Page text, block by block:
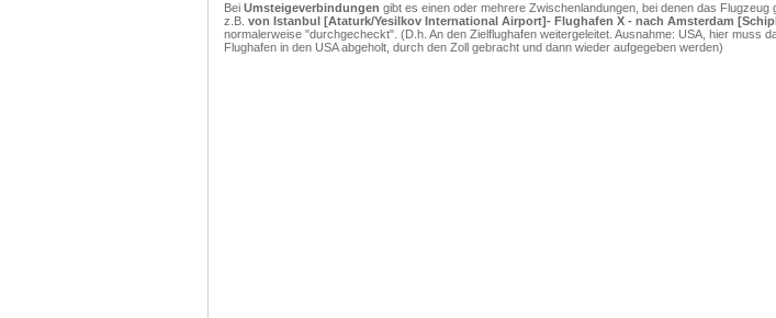
Bei Umsteigeverbindungen gibt es einen oder mehrere Zwischenlandungen, bei denen das Flugzeug
z.B. von Istanbul [Ataturk/Yesilkov International Airport]- Flughafen X - nach Amsterdam
normalerweise "durchgecheckt". (D.h. An den Zielflughafen weitergeleitet. Ausnahme: USA, hier muss
Flughafen in den USA abgeholt, durch den Zoll gebracht und dann wieder aufgegeben werden)